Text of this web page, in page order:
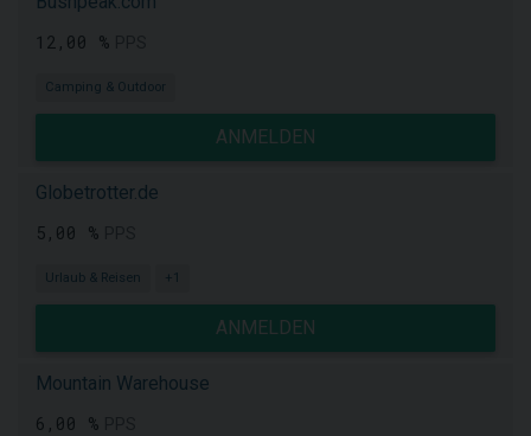
12,00 %
Camping & Outdoor
ANMELDEN
Globetrotter.de
5,00 %
Urlaub & Reisen +1
ANMELDEN
Mountain Warehouse
6,00 %